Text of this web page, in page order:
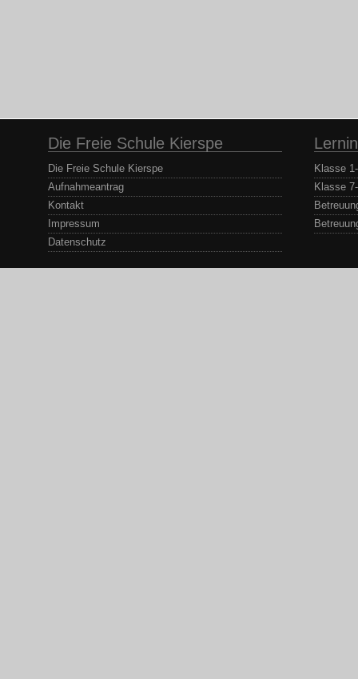
Die Freie Schule Kierspe
Die Freie Schule Kierspe
Aufnahmeantrag
Kontakt
Impressum
Datenschutz
Klasse
Klasse